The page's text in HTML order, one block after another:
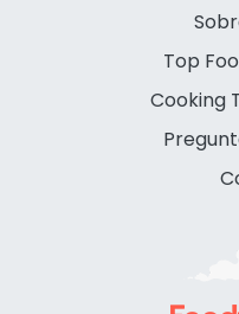
Top
Cooking